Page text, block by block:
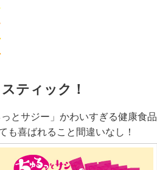
ティック！
とサジー」かわいすぎる健康食品
も喜ばれること間違いなし！